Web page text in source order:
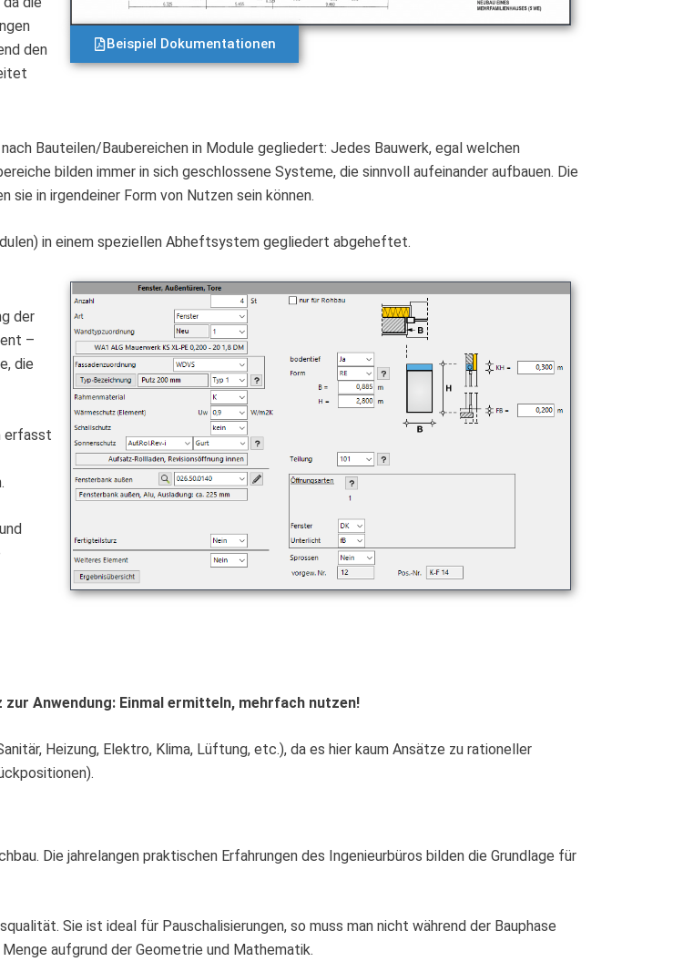
den
Beispiel Dokumentationen
Bauteilen/Baubereichen in Module gegliedert: Jedes Bauwerk, egal welchen
bilden immer in sich geschlossene Systeme, die sinnvoll aufeinander aufbauen. Die
in irgendeiner Form von Nutzen sein können.
in einem speziellen Abheftsystem gegliedert abgeheftet.
der
–
die
erfasst
Anwendung: Einmal ermitteln, mehrfach nutzen!
Heizung, Elektro, Klima, Lüftung, etc.), da es hier kaum Ansätze zu rationeller
Die jahrelangen praktischen Erfahrungen des Ingenieurbüros bilden die Grundlage für
Sie ist ideal für Pauschalisierungen, so muss man nicht während der Bauphase
aufgrund der Geometrie und Mathematik.